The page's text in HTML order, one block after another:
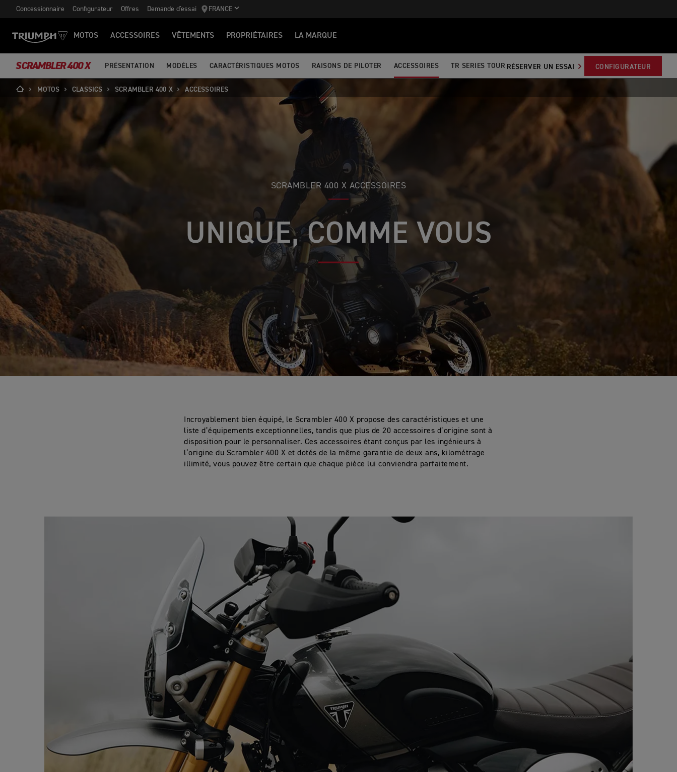
Concessionnaire Configurateur Offres Demande d'essai FRANCE
MOTOS ACCESSOIRES VÊTEMENTS PROPRIÉTAIRES LA MARQUE
SCRAMBLER 400 X PRÉSENTATION MODÈLES CARACTÉRISTIQUES MOTOS RAISONS DE PILOTER ACCESSOIRES TR SERIES TOUR RÉSERVER UN ESSAI CONFIGURATEUR
MOTOS CLASSICS SCRAMBLER 400 X ACCESSOIRES
SCRAMBLER 400 X ACCESSOIRES
UNIQUE, COMME VOUS
Incroyablement bien équipé, le Scrambler 400 X propose des caractéristiques et une
liste d’équipements exceptionnelles, tandis que plus de 20 accessoires d’origine sont à
disposition pour le personnaliser. Ces accessoires étant conçus par les ingénieurs à
l’origine du Scrambler 400 X et dotés de la même garantie de deux ans, kilométrage
illimité, vous pouvez être certain que chaque pièce lui conviendra parfaitement.